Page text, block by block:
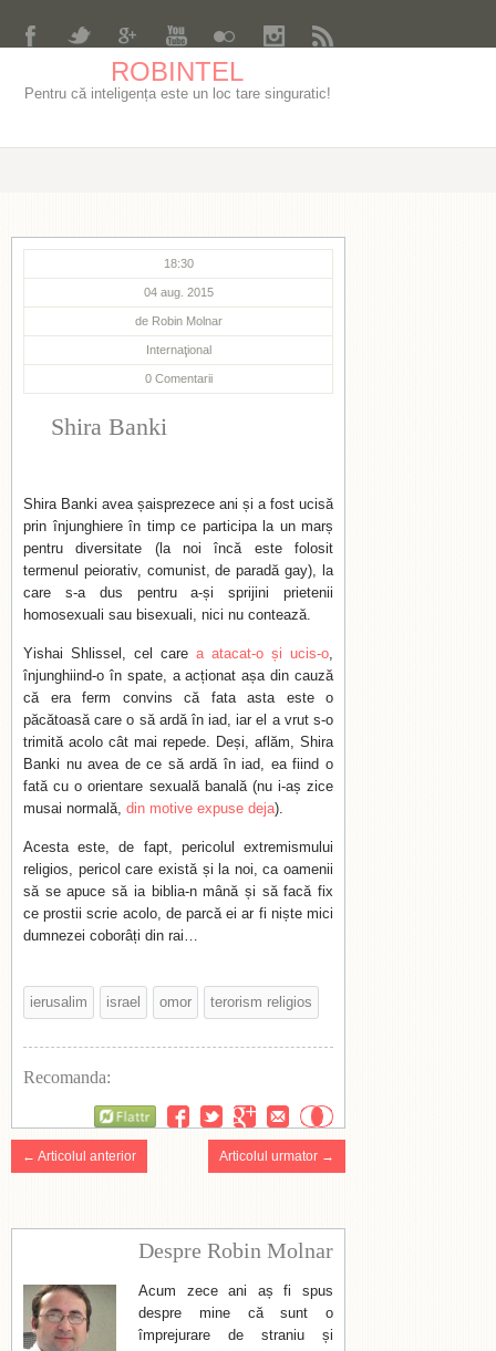
ROBINTEL
Pentru că inteligența este un loc tare singuratic!
18:30
04 aug. 2015
de Robin Molnar
Internaţional
0 Comentarii
Shira Banki
Shira Banki avea șaisprezece ani și a fost ucisă
prin înjunghiere în timp ce participa la un marș
pentru diversitate (la noi încă este folosit
termenul peiorativ, comunist, de paradă gay), la
care s-a dus pentru a-și sprijini prietenii
homosexuali sau bisexuali, nici nu contează.
Yishai Shlissel, cel care a atacat-o și ucis-o,
înjunghiind-o în spate, a acționat așa din cauză
că era ferm convins că fata asta este o
păcătoasă care o să ardă în iad, iar el a vrut s-o
trimită acolo cât mai repede. Deși, aflăm, Shira
Banki nu avea de ce să ardă în iad, ea fiind o
fată cu o orientare sexuală banală (nu i-aș zice
musai normală, din motive expuse deja).
Acesta este, de fapt, pericolul extremismului
religios, pericol care există și la noi, ca oamenii
să se apuce să ia biblia-n mână și să facă fix
ce prostii scrie acolo, de parcă ei ar fi niște mici
dumnezei coborâți din rai…
ierusalim israel omor terorism religios
Recomanda:
← Articolul anterior Articolul urmator →
Despre Robin Molnar
Acum zece ani aș fi spus
despre mine că sunt o
împrejurare de straniu și